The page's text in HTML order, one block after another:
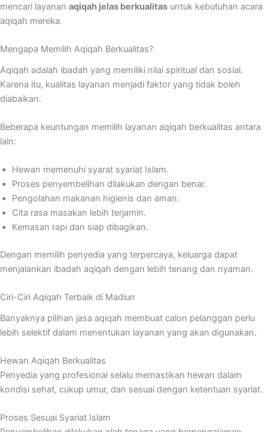
mencari layanan aqiqah jelas berkualitas untuk kebutuhan acara
aqiqah mereka.
Mengapa Memilih Aqiqah Berkualitas?
Aqiqah adalah ibadah yang memiliki nilai spiritual dan sosial.
Karena itu, kualitas layanan menjadi faktor yang tidak boleh
diabaikan.
Beberapa keuntungan memilih layanan aqiqah berkualitas antara
lain:
Hewan memenuhi syarat syariat Islam.
Proses penyembelihan dilakukan dengan benar.
Pengolahan makanan higienis dan aman.
Cita rasa masakan lebih terjamin.
Kemasan rapi dan siap dibagikan.
Dengan memilih penyedia yang terpercaya, keluarga dapat
menjalankan ibadah aqiqah dengan lebih tenang dan nyaman.
Ciri-Ciri Aqiqah Terbaik di Madiun
Banyaknya pilihan jasa aqiqah membuat calon pelanggan perlu
lebih selektif dalam menentukan layanan yang akan digunakan.
Hewan Aqiqah Berkualitas
Penyedia yang profesional selalu memastikan hewan dalam
kondisi sehat, cukup umur, dan sesuai dengan ketentuan syariat.
Proses Sesuai Syariat Islam